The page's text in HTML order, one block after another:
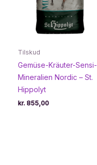
Tilskud
Gemüse-Kräuter-Sensi-
Mineralien Nordic – St.
Hippolyt
kr. 855,00